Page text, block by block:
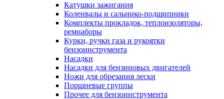
Катушки зажигания
Коленвалы и сальнико-подшипники
Комплекты прокладок, теплоизоляторы,
ремнаборы
Курки, ручки газа и рукоятки
бензоинструмента
Насадки
Насадки для бензиновых двигателей
Ножи для обрезания лески
Поршневые группы
Прочее для бензоинструмента